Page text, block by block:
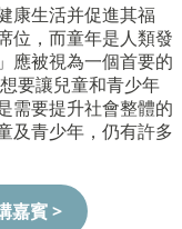
康生活并促進其福
位，而童年是人類發
應被視為一個首要的
要讓兒童和青少年
需要提升社會整體的
及青少年，仍有許多
嘉賓>